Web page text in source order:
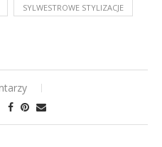
SYLWESTROWE STYLIZACJE